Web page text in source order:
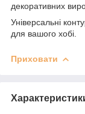
декоративних
Універсальні
для вашого хобі.
Приховати